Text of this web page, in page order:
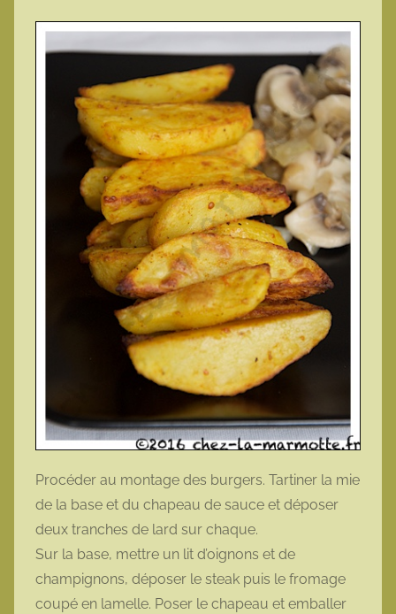
Procéder au montage des burgers. Tartiner la mie
de la base et du chapeau de sauce et déposer
deux tranches de lard sur chaque.
Sur la base, mettre un lit d’oignons et de
champignons, déposer le steak puis le fromage
coupé en lamelle. Poser le chapeau et emballer